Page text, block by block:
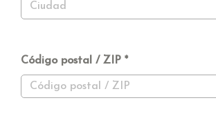
Código postal / ZIP